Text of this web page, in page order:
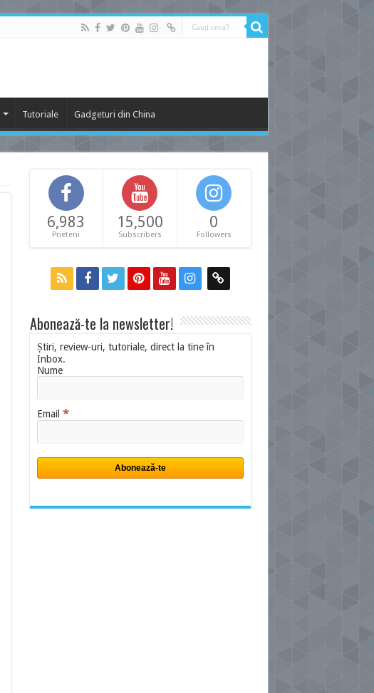
Tutoriale Gadgeturi din China
6,983
Prieteni
15,500
Subscribers
0
Followers
Abonează-te la newsletter!
Știri, review-uri, tutoriale, direct la tine în
Inbox.
Nume
Email *